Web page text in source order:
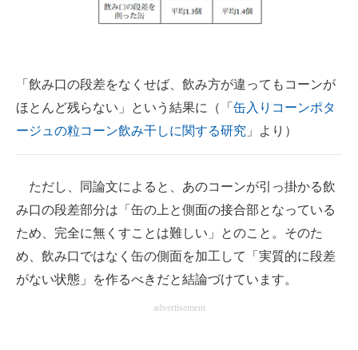
「飲み口の段差をなくせば、飲み方が違ってもコーンが
ほとんど残らない」という結果に（「 缶入りコーンポタ
ージュの粒コーン飲み干しに関する研究 」より）
ただし、同論文によると、あのコーンが引っ掛かる飲
み口の段差部分は「缶の上と側面の接合部となっている
ため、完全に無くすことは難しい」とのこと。そのた
め、飲み口ではなく缶の側面を加工して「実質的に段差
がない状態」を作るべきだと結論づけています。
advertisement